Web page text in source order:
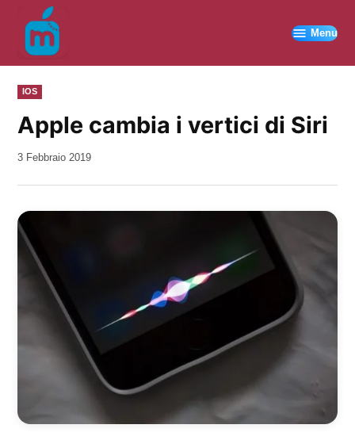
contenuto
Menu
PUBBLICATO
IN
IOS
Apple cambia i vertici di Siri
da
3 Febbraio 2019